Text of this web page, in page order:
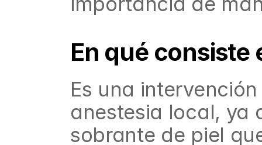
En qué consiste
Es una
anestesia local, ya
sobrante de piel